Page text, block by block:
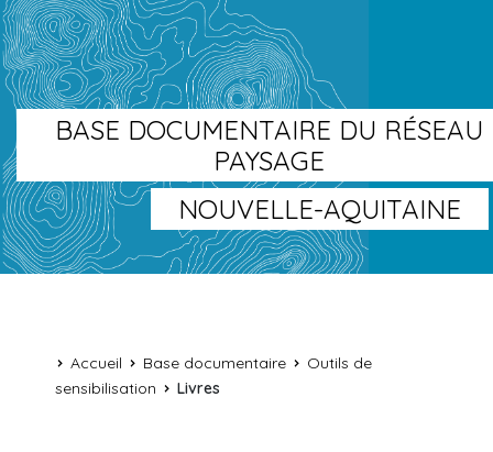
BASE DOCUMENTAIRE DU RÉSEAU
PAYSAGE
NOUVELLE-AQUITAINE
Accueil Base documentaire
Outils de
sensibilisation
Livres